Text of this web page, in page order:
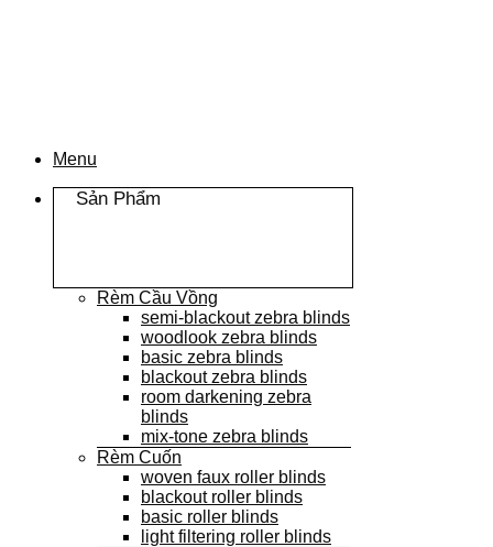
Menu
Sản Phẩm
Rèm Cầu Vồng
semi-blackout zebra blinds
woodlook zebra blinds
basic zebra blinds
blackout zebra blinds
room darkening zebra
blinds
mix-tone zebra blinds
Rèm Cuốn
woven faux roller blinds
blackout roller blinds
basic roller blinds
light filtering roller blinds